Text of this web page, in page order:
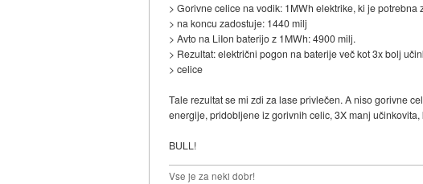
> Gorivne celice na vodik: 1MWh elektrike, ki je potrebna
> na koncu zadostuje: 1440 milj
> Avto na LiIon baterijo z 1MWh: 4900 milj.
> Rezultat: električni pogon na baterije več kot 3x bolj
> celice
Tale rezultat se mi zdi za lase privlečen. A niso gorivne
energije, pridobljene iz gorivnih celic, 3X manj
BULL!
Vse je za neki dobr!